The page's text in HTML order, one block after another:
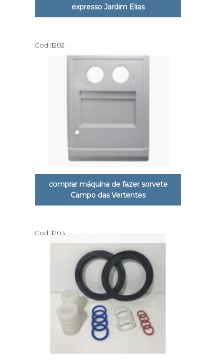
expresso Jardim Elias
Cod.:1202
comprar máquina de fazer sorvete
Campo das Vertentes
Cod.:1203